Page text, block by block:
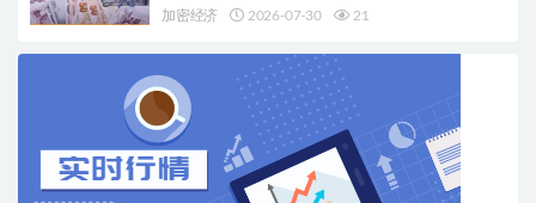
加密经济 2026-07-30 21